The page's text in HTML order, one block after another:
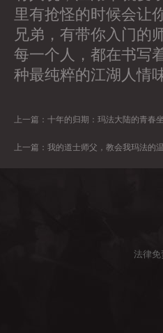
里有抢怪的时候会让
兄弟，有带你入门的
每一个人，都在书写
种最纯粹的江湖人情
上一篇： 十年的归期：玛法大陆的青春
上一篇： 我的道士师父，教会我玛法的
法律免